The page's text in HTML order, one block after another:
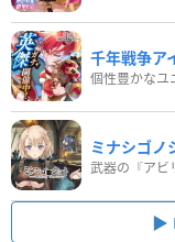
千年戦争ア
個性豊かなユ
ミナシゴノ